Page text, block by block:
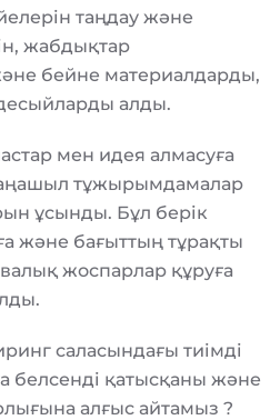
таңдау және
жабдықтар
бейне материалдарды,
алды.
мен идея алмасуға
тұжырымдамалар
ұсынды. Бұл берік
және бағыттың тұрақты
жоспарлар құруға
саласындағы тиімді
белсенді қатысқаны және
алғыс айтамыз ?